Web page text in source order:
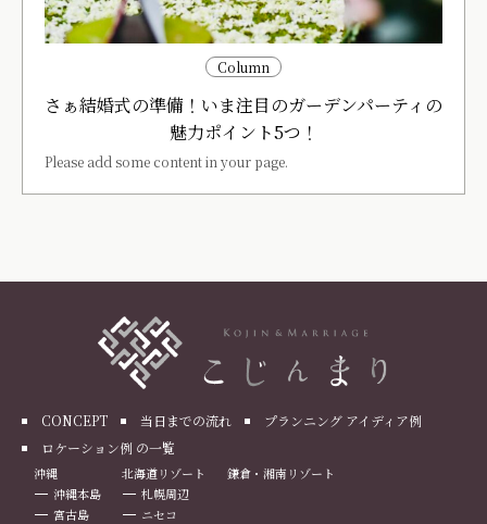
Column
さぁ結婚式の準備！いま注目のガーデンパーティの
魅力ポイント5つ！
Please add some content in your page.
CONCEPT 当日までの流れ
プランニング アイディア例
ロケーション例 の一覧
沖縄
沖縄本島
宮古島
北海道リゾート
札幌周辺
ニセコ
鎌倉・湘南リゾート